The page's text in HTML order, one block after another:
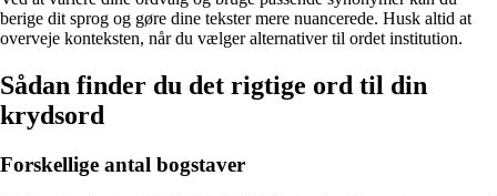
berige dit sprog og gøre dine tekster mere nuancerede. Husk altid at
overveje konteksten, når du vælger alternativer til ordet institution.
Sådan finder du det rigtige ord til din
krydsord
Forskellige antal bogstaver